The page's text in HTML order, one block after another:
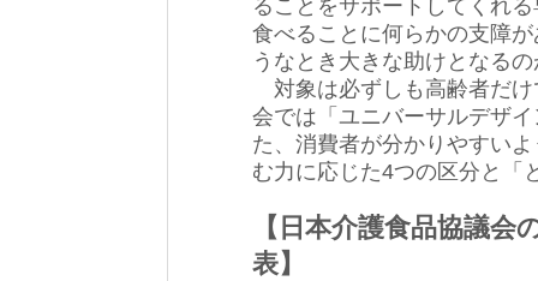
ることをサポートしてくれ
食べることに何らかの支障
うなとき大きな助けとなる
対象は必ずしも高齢者だけ
会では「ユニバーサルデザ
た、消費者が分かりやすい
む力に応じた4つの区分と「
【日本介護食品協議
表】